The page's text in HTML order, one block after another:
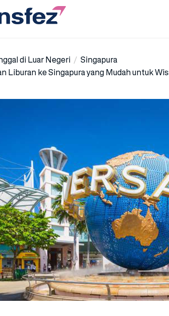
di Luar Negeri
Singapura
Liburan ke Singapura yang Mudah untuk